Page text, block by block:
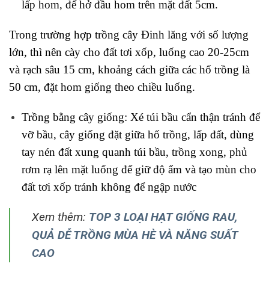
và rạch sâu 15 cm, khoảng cách giữa các hố trồng là
Trồng bằng cây giống: Xé túi bầu cẩn thận tránh để
vỡ bầu, cây giống đặt giữa hố trồng, lấp đất, dùng
tay nén đất xung quanh túi bầu, trồng xong, phủ
đất tơi xốp tránh không để ngập nước
Xem thêm:TOP 3 LOẠI HẠT GIỐNG RAU,
QUẢ DỄ TRỒNG MÙA HÈ VÀ NĂNG SUẤT
CAO